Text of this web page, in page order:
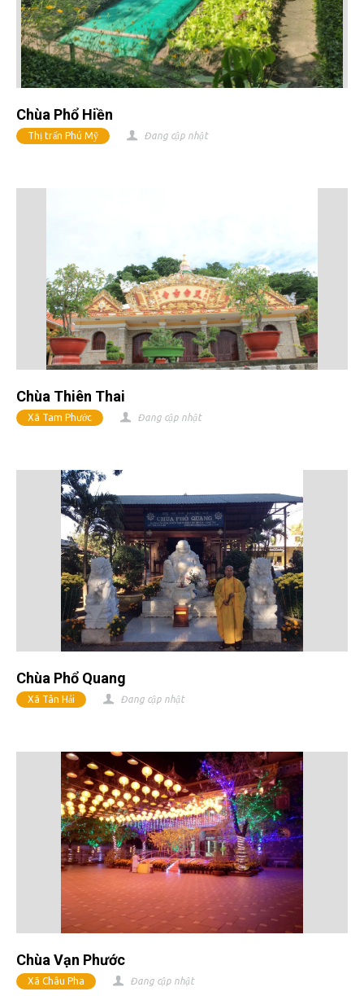
Chùa Phổ Hiền
Thị trấn Phú Mỹ Đang cập nhật
Chùa Thiên Thai
Xã Tam Phước Đang cập nhật
Chùa Phổ Quang
Xã Tân Hải Đang cập nhật
Chùa Vạn Phước
Xã Châu Pha Đang cập nhật